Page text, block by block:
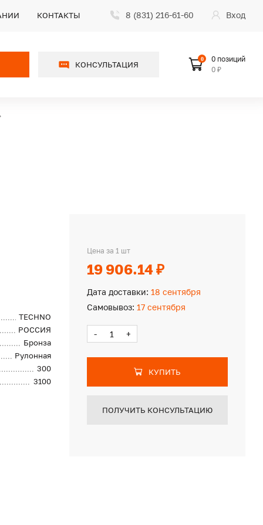
КОНТАКТЫ 8 (831) 216-61-60 Вход
КОНСУЛЬТАЦИЯ
0
0 позиций
0 ₽
TECHNO
РОССИЯ
Бронза
Рулонная
300
3100
Цена за 1 шт
19 906.14 ₽
Дата доставки: 18 сентября
Самовывоз: 17 сентября
- +
КУПИТЬ
ПОЛУЧИТЬ КОНСУЛЬТАЦИЮ